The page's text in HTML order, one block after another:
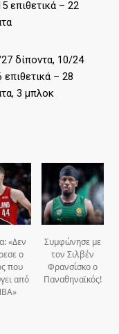
επιθετικά – 22
δίποντα, 10/24
– 28
3 μπλοκ
«Δεν
ο
που
από
Συμφώνησε με
τον Σιλβέν
Φρανσίσκο ο
Παναθηναϊκός!